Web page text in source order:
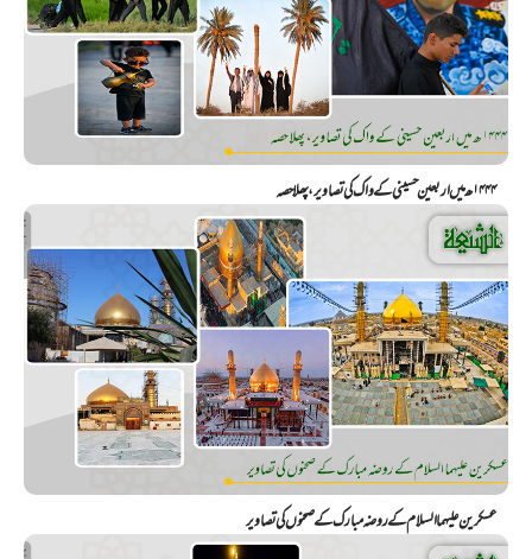
۱۴۴۴ھ میں اربعین حسینی کے واک کی تصاویر، پھلا حصہ
عسکرین علیهما السلام کے روضہ مبارک کے صحنوں کی تصاویر